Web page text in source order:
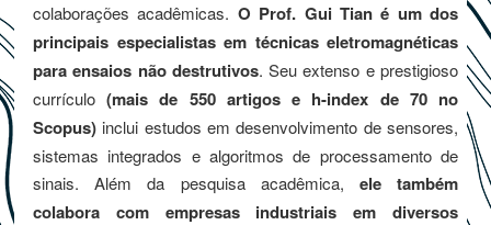
colaborações acadêmicas. O Prof. Gui Tian é um dos
principais especialistas em técnicas eletromagnéticas
para ensaios não destrutivos. Seu extenso e prestigioso
currículo(mais de 550 artigos e h-index de 70 no
Scopus) inclui estudos em desenvolvimento de sensores,
sistemas integrados e algoritmos de processamento de
sinais. Além da pesquisa acadêmica, ele também
colabora com empresas industriais em diversos